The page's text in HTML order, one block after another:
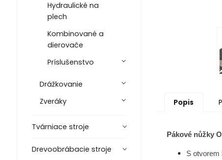
Hydraulické na
plech
Kombinované a
dierovače
Príslušenstvo
Drážkovanie
Zveráky
Tvárniace stroje
Drevoobrábacie stroje
Popis
Pákové nůžky
S otvorem